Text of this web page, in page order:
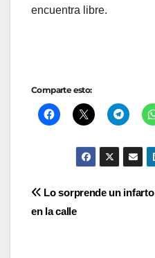
encuentra libre.
Comparte esto:
Navegación
Lo sorprende un infarto
en la calle